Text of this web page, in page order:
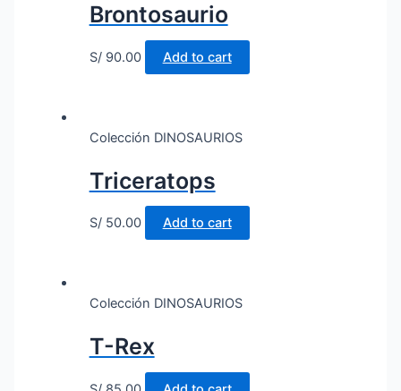
Brontosaurio
S/90.00 Add to cart
Colección DINOSAURIOS
Triceratops
S/50.00 Add to cart
Colección DINOSAURIOS
T-Rex